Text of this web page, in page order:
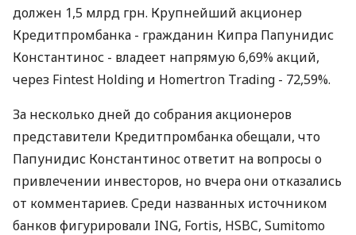
должен 1,5 млрд грн. Крупнейший акционер
Кредитпромбанка - гражданин Кипра Папунидис
Константинос - владеет напрямую 6,69% акций,
через Fintest Holding и Homertron Trading - 72,59%.
За несколько дней до собрания акционеров
представители Кредитпромбанка обещали, что
Папунидис Константинос ответит на вопросы о
привлечении инвесторов, но вчера они отказались
от комментариев. Среди названных источником
банков фигурировали ING, Fortis, HSBC, Sumitomo